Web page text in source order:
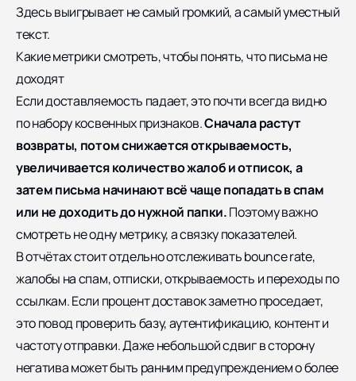
Здесь выигрывает не самый громкий, а самый уместный
текст.
Какие метрики смотреть, чтобы понять, что письма не
доходят
Если доставляемость падает, это почти всегда видно
по набору косвенных признаков.Сначала растут
возвраты, потом снижается открываемость,
увеличивается количество жалоб и отписок, а
затем письма начинают всё чаще попадать в спам
или не доходить до нужной папки.Поэтому важно
смотреть не одну метрику, а связку показателей.
В отчётах стоит отдельно отслеживать bounce rate,
жалобы на спам, отписки, открываемость и переходы по
ссылкам. Если процент доставок заметно проседает,
это повод проверить базу, аутентификацию, контент и
частоту отправки. Даже небольшой сдвиг в сторону
негатива может быть ранним предупреждением о более